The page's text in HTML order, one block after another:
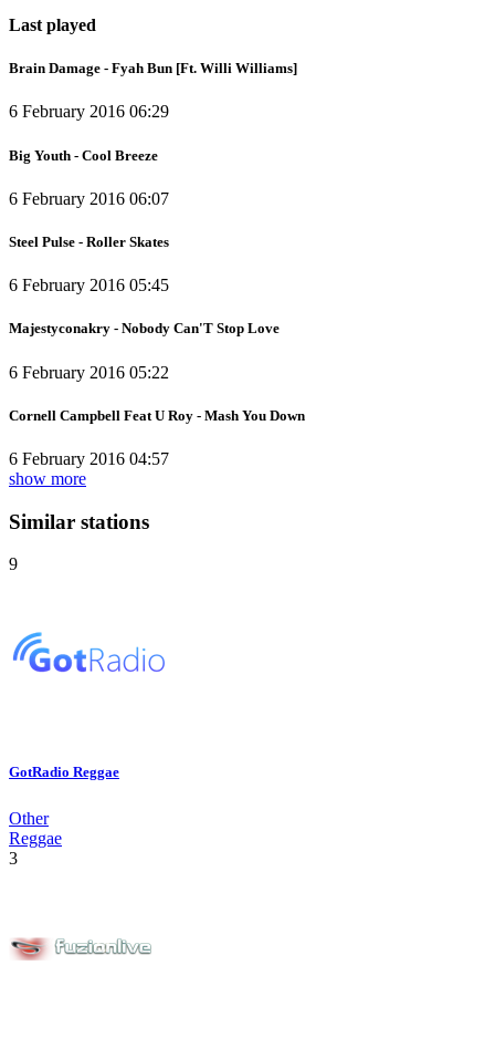
Last played
Brain Damage - Fyah Bun [Ft. Willi Williams]
6 February 2016 06:29
Big Youth - Cool Breeze
6 February 2016 06:07
Steel Pulse - Roller Skates
6 February 2016 05:45
Majestyconakry - Nobody Can'T Stop Love
6 February 2016 05:22
Cornell Campbell Feat U Roy - Mash You Down
6 February 2016 04:57
show more
Similar stations
9
GotRadio Reggae
Other
Reggae
3